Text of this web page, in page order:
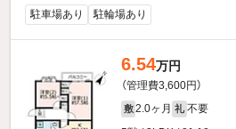
駐車場あり 駐輪場あり
6.54万円
（管理費3,600円）
敷 2.0ヶ月 礼 不要